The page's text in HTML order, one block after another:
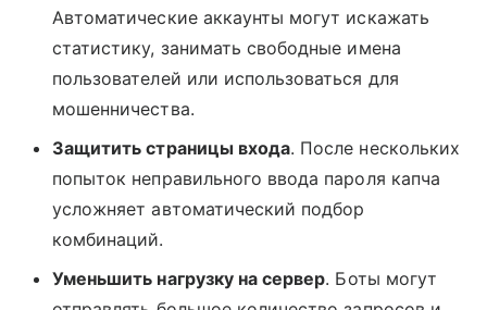
Автоматические аккаунты могут искажать
статистику, занимать свободные имена
пользователей или использоваться для
мошенничества.
Защитить страницы входа. После нескольких
попыток неправильного ввода пароля капча
усложняет автоматический подбор
комбинаций.
Уменьшить нагрузку на сервер. Боты могут